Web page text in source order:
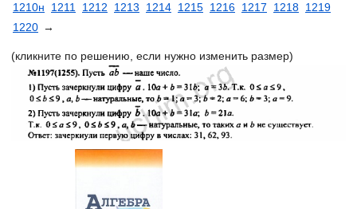
1210н
1211 1212 1213 1214 1215 1216 1217 1218 1219
1220 →
(кликните по решению, если нужно изменить размер)